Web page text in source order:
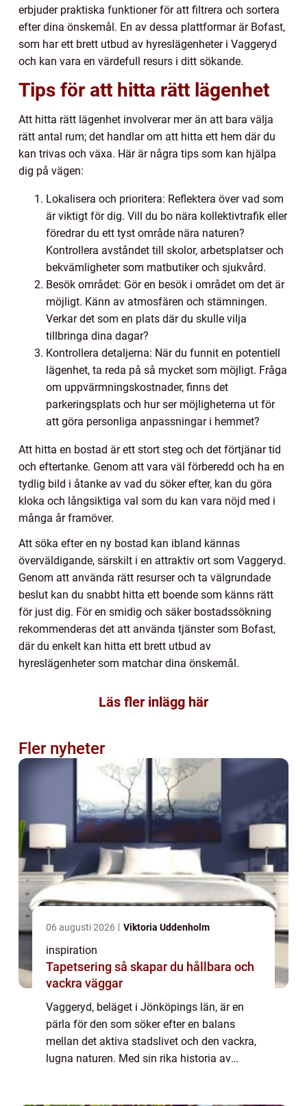
erbjuder praktiska funktioner för att filtrera och sortera
efter dina önskemål. En av dessa plattformar är Bofast,
som har ett brett utbud av hyreslägenheter i Vaggeryd
och kan vara en värdefull resurs i ditt sökande.
Tips för att hitta rätt lägenhet
Att hitta rätt lägenhet involverar mer än att bara välja
rätt antal rum; det handlar om att hitta ett hem där du
kan trivas och växa. Här är några tips som kan hjälpa
dig på vägen:
Lokalisera och prioritera: Reflektera över vad som
är viktigt för dig. Vill du bo nära kollektivtrafik eller
föredrar du ett tyst område nära naturen?
Kontrollera avståndet till skolor, arbetsplatser och
bekvämligheter som matbutiker och sjukvård.
Besök området: Gör en besök i området om det är
möjligt. Känn av atmosfären och stämningen.
Verkar det som en plats där du skulle vilja
tillbringa dina dagar?
Kontrollera detaljerna: När du funnit en potentiell
lägenhet, ta reda på så mycket som möjligt. Fråga
om uppvärmningskostnader, finns det
parkeringsplats och hur ser möjligheterna ut för
att göra personliga anpassningar i hemmet?
Att hitta en bostad är ett stort steg och det förtjänar tid
och eftertanke. Genom att vara väl förberedd och ha en
tydlig bild i åtanke av vad du söker efter, kan du göra
kloka och långsiktiga val som du kan vara nöjd med i
många år framöver.
Att söka efter en ny bostad kan ibland kännas
överväldigande, särskilt i en attraktiv ort som Vaggeryd.
Genom att använda rätt resurser och ta välgrundade
beslut kan du snabbt hitta ett boende som känns rätt
för just dig. För en smidig och säker bostadssökning
rekommenderas det att använda tjänster som Bofast,
där du enkelt kan hitta ett brett utbud av
hyreslägenheter som matchar dina önskemål.
Läs fler inlägg här
Fler nyheter
06 augusti 2026 Viktoria Uddenholm
inspiration
Tapetsering så skapar du hållbara och
vackra väggar
Vaggeryd, beläget i Jönköpings län, är en
pärla för den som söker efter en balans
mellan det aktiva stadslivet och den vackra,
lugna naturen. Med sin rika historia av